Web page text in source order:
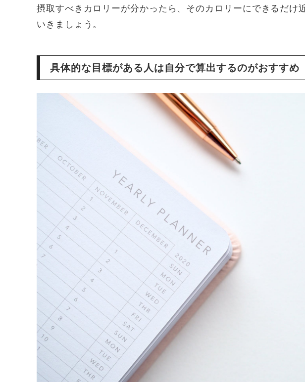
摂取すべきカロリーが分かったら、そのカロリーにできるだけ
いきましょう。
具体的な目標がある人は自分で算出するのがおすすめ